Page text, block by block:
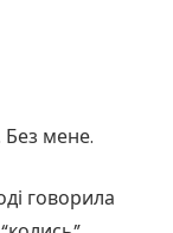
мене.
говорила